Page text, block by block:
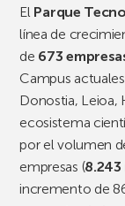
El Parque
línea de
de 673
Campus
Donostia, Leioa,
ecosistema
por el volumen
empresas (8.243
incremento de